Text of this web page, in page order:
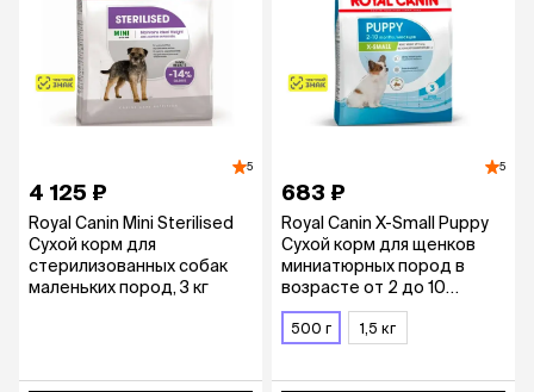
5
4 125 ₽
Royal Canin Mini Sterilised
Сухой корм для
стерилизованных собак
маленьких пород, 3 кг
5
683 ₽
Royal Canin X-Small Puppy
Сухой корм для щенков
миниатюрных пород в
возрасте от 2 до 10
месяцев, 500 гр.
500 г 1,5 кг